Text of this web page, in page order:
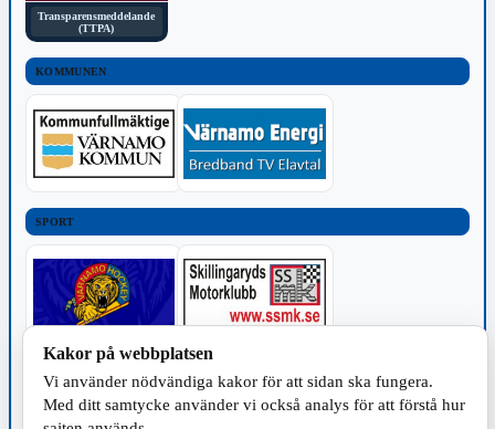
Transparensmeddelande
(TTPA)
KOMMUNEN
SPORT
Kakor på webbplatsen
Vi använder nödvändiga kakor för att sidan ska fungera.
Med ditt samtycke använder vi också analys för att förstå hur